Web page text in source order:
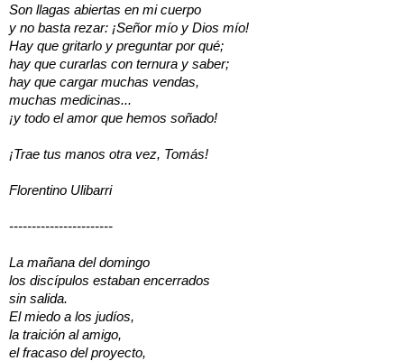
Son llagas abiertas en mi cuerpo
y no basta rezar: ¡Señor mío y Dios mío!
Hay que gritarlo y preguntar por qué;
hay que curarlas con ternura y saber;
hay que cargar muchas vendas,
muchas medicinas...
¡y todo el amor que hemos soñado!
¡Trae tus manos otra vez, Tomás!
Florentino Ulibarri
-----------------------
La mañana del domingo
los discípulos estaban encerrados
sin salida.
El miedo a los judíos,
la traición al amigo,
el fracaso del proyecto,